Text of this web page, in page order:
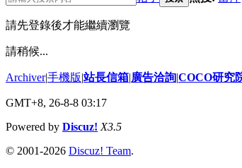
請先登錄後才能繼續瀏覽
請稍候...
Archiver|手機版|站長信箱|廣告洽詢|COCO研究
GMT+8, 26-8-8 03:17
Powered by Discuz! X3.5
© 2001-2026 Discuz! Team.